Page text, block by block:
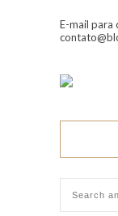
E-mail para